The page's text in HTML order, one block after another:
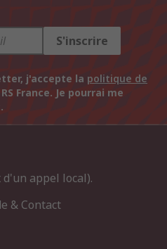
S'inscrire
j'accepte la politique de
France. Je pourrai me
d'un appel local).
& Contact